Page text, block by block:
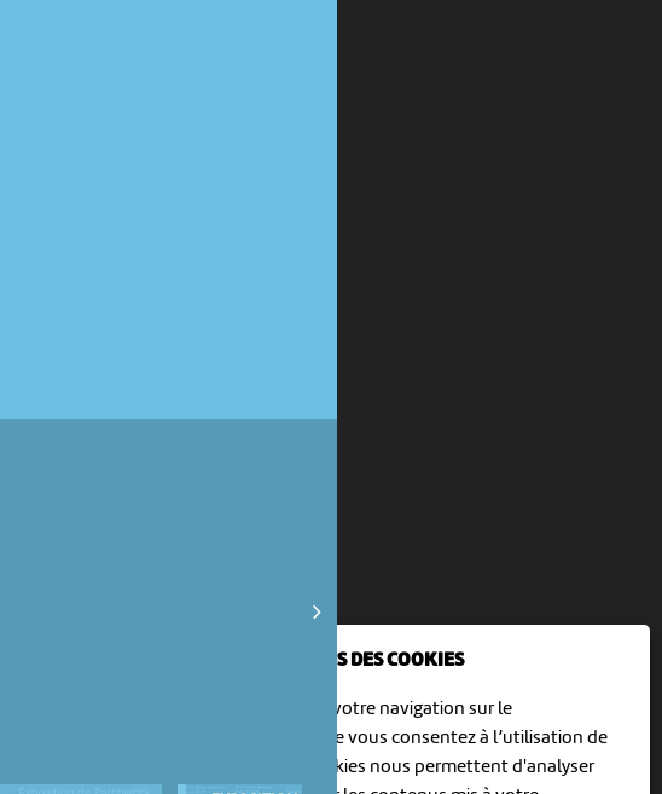
NOUS UTILISONS DES COOKIES
En poursuivant votre navigation sur le
culturoscoPe site vous consentez à l’utilisation de
cookies. Les cookies nous permettent d'analyser